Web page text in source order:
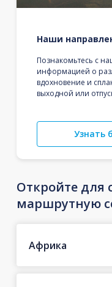
Наши
Познакомьтесь с
информацией о
вдохновение и
выходной или
Узнать
Откройте для
маршрутную
Африка